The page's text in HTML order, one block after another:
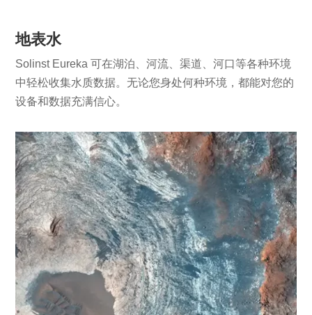
地表水
Solinst Eureka 可在湖泊、河流、渠道、河口等各种环境
中轻松收集水质数据。无论您身处何种环境，都能对您的
设备和数据充满信心。